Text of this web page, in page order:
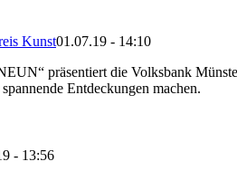
Kunst01.07.19 - 14:10
präsentiert die Volksbank
Entdeckungen machen.
- 13:56